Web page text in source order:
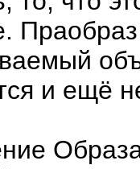
и ещё